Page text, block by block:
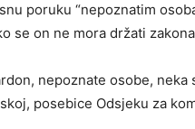
poruku “nepoznatim
se on ne mora držati
nepoznate osobe,
posebice Odsjeku za